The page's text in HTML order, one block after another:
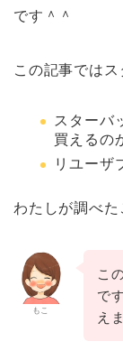
です＾＾
この記事では
スターバ
買えるの
リユーザ
わたしが調べた
もこ
こ
で
え